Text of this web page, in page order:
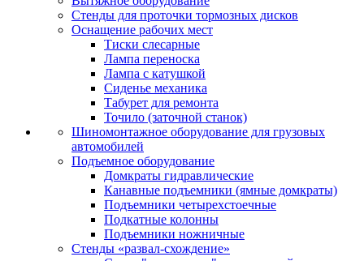
Стенды для проточки тормозных дисков
Оснащение рабочих мест
Тиски слесарные
Лампа переноска
Лампа с катушкой
Сиденье механика
Табурет для ремонта
Точило (заточной станок)
Шиномонтажное оборудование для грузовых
автомобилей
Подъемное оборудование
Домкраты гидравлические
Канавные подъемники (ямные домкраты)
Подъемники четырехстоечные
Подкатные колонны
Подъемники ножничные
Стенды «развал-схождение»